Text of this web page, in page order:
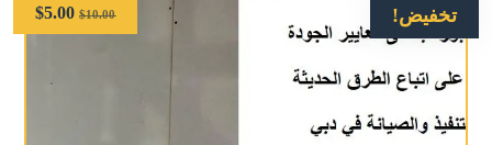
تخفيض! $10.00
$5.00